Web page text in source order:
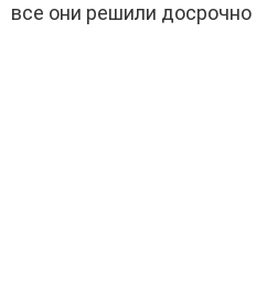
все они решили досрочно